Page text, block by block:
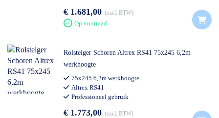
€ 1.681,00 excl. BTW
Op voorraad
Rolsteiger Schoren Altrex RS41 75x245 6,2m
werkhoogte
75x245 6,2m werkhoogte
Altrex RS41
Professioneel gebruik
€ 1.773,00 excl. BTW